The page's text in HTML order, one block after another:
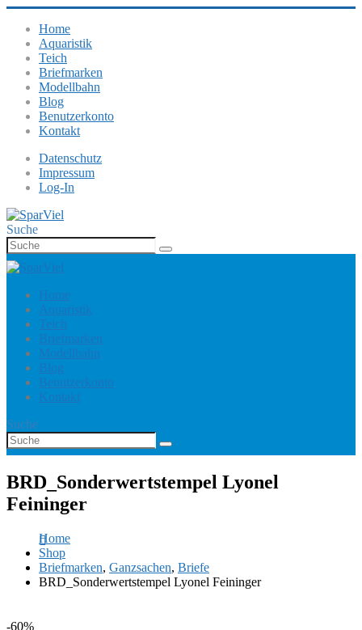
Home
Aquaristik
Teich
Briefmarken
Modellbahn
Blog
Benutzerkonto
Kontakt
Datenschutz
Impressum
Log-In
Suche
Home
Aquaristik
Teich
Briefmarken
Modellbahn
Blog
Benutzerkonto
Kontakt
Suche
BRD_Sonderwertstempel Lyonel
Feininger
Home
Shop
Briefmarken, Ganzsachen, Briefe
BRD_Sonderwertstempel Lyonel Feininger
-60%